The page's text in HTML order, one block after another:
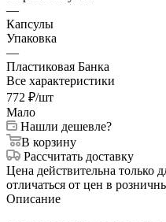
—
Капсулы
Упаковка
—
Пластиковая Банка
Все характеристики
772 ₽/шт
Мало
Нашли дешевле?
В корзину
Рассчитать доставку
Цена действительна только
отличаться от цен в
Описание